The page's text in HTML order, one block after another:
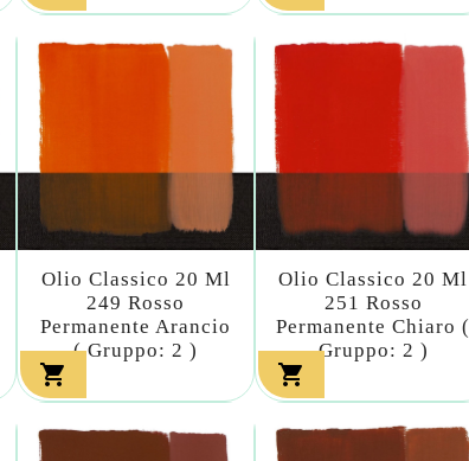
Olio Classico 20 Ml
249 Rosso
Permanente Arancio
( Gruppo: 2 )

Olio Classico 20 Ml
251 Rosso
Permanente Chiaro (
Gruppo: 2 )
